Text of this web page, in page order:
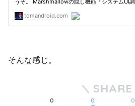
そんな感じ。
SHARE
0 0 0